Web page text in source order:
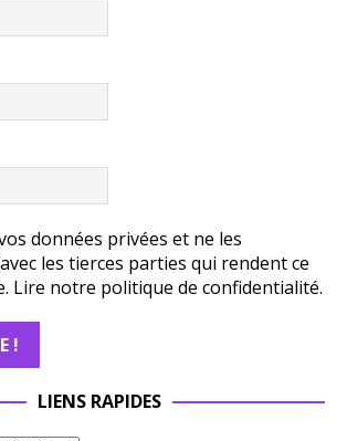
données privées et ne les
les tierces parties qui rendent ce
Lire notre politique de confidentialité.
LIENS RAPIDES